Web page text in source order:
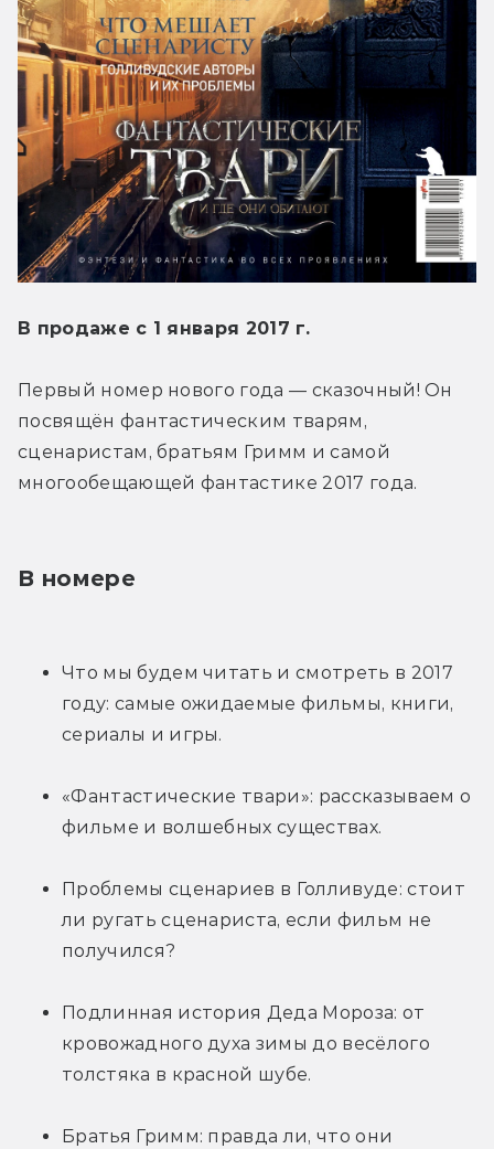
В продаже с 1 января 2017 г.
Первый номер нового года — сказочный! Он
посвящён фантастическим тварям,
сценаристам, братьям Гримм и самой
многообещающей фантастике 2017 года.
В номере
Что мы будем читать и смотреть в 2017
году: самые ожидаемые фильмы, книги,
сериалы и игры.
«Фантастические твари»: рассказываем о
фильме и волшебных существах.
Проблемы сценариев в Голливуде: стоит
ли ругать сценариста, если фильм не
получился?
Подлинная история Деда Мороза: от
кровожадного духа зимы до весёлого
толстяка в красной шубе.
Братья Гримм: правда ли, что они